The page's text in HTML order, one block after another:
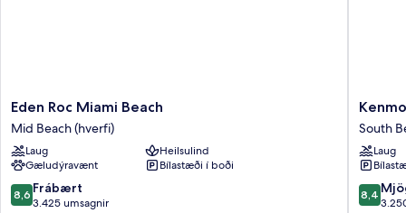
Eden
Roc
Miami
Beach
Mid
Beach
(hverfi)
Eden Roc Miami Beach
Mid Beach (hverfi)
Laug
Heilsulind
Gæludýravænt
Bílastæði í boði
8.6
af
8,6 Frábært
3.425 umsagnir
Village
Hotel,
South
Beach
South
Beach
South
Laug
8.4
af
8,4